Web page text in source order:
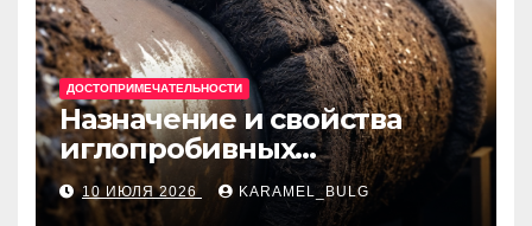
ДОСТОПРИМЕЧАТЕЛЬНОСТИ
Назначение и свойства
иглопробивных
базальтовых огнеупорных
матов
10 ИЮЛЯ 2026 KARAMEL_BULG